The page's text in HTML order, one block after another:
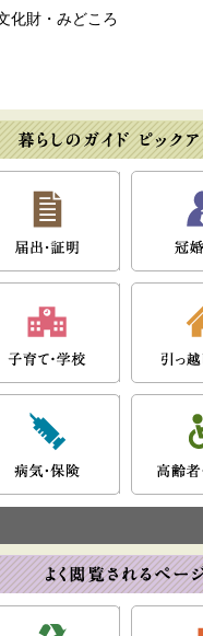
化財・みどころ